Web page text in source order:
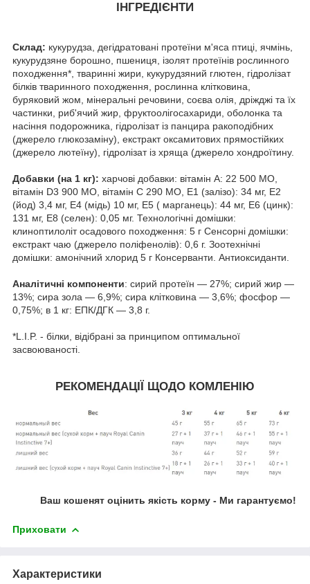
ІНГРЕДІЄНТИ
Склад: кукурудза, дегідратовані протеїни м'яса птиці, ячмінь,
кукурудзяне борошно, пшениця, ізолят протеїнів рослинного
походження*, тваринні жири, кукурудзяний глютен, гідролізат
білків тваринного походження, рослинна клітковина,
буряковий жом, мінеральні речовини, соєва олія, дріжджі та їх
частинки, риб'ячий жир, фруктоолігосахариди, оболонка та
насіння подорожника, гідролізат із панцира ракоподібних
(джерело глюкозаміну), екстракт оксамитових прямостійких
(джерело лютеїну), гідролізат із хряща (джерело хондроїтину.
Добавки (на 1 кг): харчові добавки: вітамін A: 22 500 МО,
вітамін D3 900 МО, вітамін C 290 MO, E1 (залізо): 34 мг, E2
(йод) 3,4 мг, E4 (мідь) 10 мг, E5 ( марганець): 44 мг, E6 (цинк):
131 мг, E8 (селен): 0,05 мг. Технологічні домішки:
клиноптилоліт осадового походження: 5 г Сенсорні домішки:
екстракт чаю (джерело поліфенолів): 0,6 г. Зоотехнічні
домішки: амонічний хлорид 5 г Консерванти. Антиоксиданти.
Аналітичні компоненти: сирий протеїн — 27%; сирий жир —
13%; сира зола — 6,9%; сира клітковина — 3,6%; фосфор —
0,75%; в 1 кг: ЕПК/ДГК — 3,8 г.
*L.I.P. - білки, відібрані за принципом оптимальної
засвоюваності.
РЕКОМЕНДАЦІЇ ЩОДО КОМЛЕНІЮ
Ваш кошенят оцінить якість корму - Ми гарантуємо!
Приховати
Характеристики